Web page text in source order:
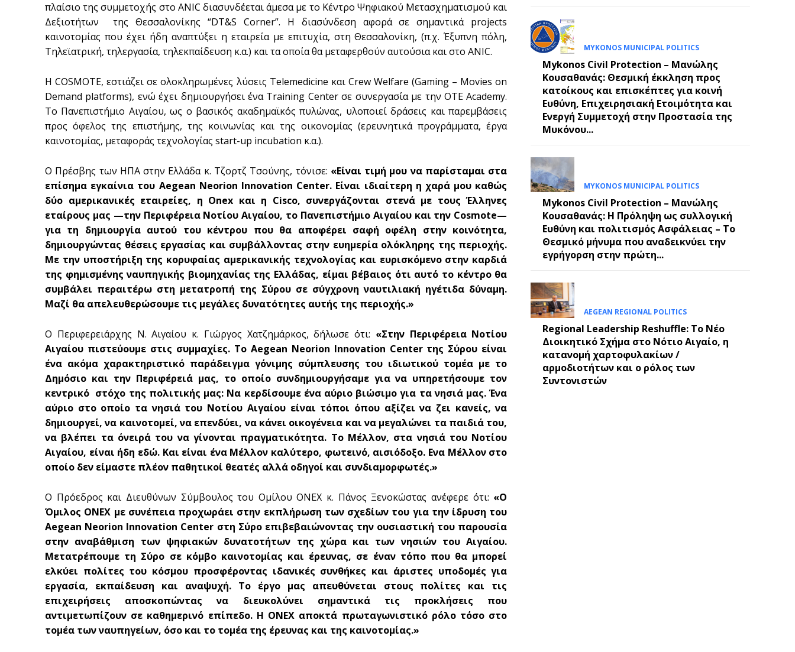
πλαίσιο της συμμετοχής στο ANIC διασυνδέεται άμεσα με το Κέντρο Ψηφιακού Μετασχηματισμού και
Δεξιοτήτων της Θεσσαλονίκης “DT&S Corner”. Η διασύνδεση αφορά σε σημαντικά projects
καινοτομίας που έχει ήδη αναπτύξει η εταιρεία με επιτυχία, στη Θεσσαλονίκη, (π.χ. Έξυπνη πόλη,
Τηλεϊατρική, τηλεργασία, τηλεκπαίδευση κ.α.) και τα οποία θα μεταφερθούν αυτούσια και στο ANIC.
Η COSMOTE, εστιάζει σε ολοκληρωμένες λύσεις Telemedicine και Crew Welfare (Gaming – Movies on
Demand platforms), ενώ έχει δημιουργήσει ένα Training Center σε συνεργασία με την ΟΤΕ Academy.
Το Πανεπιστήμιο Αιγαίου, ως ο βασικός ακαδημαϊκός πυλώνας, υλοποιεί δράσεις και παρεμβάσεις
προς όφελος της επιστήμης, της κοινωνίας και της οικονομίας (ερευνητικά προγράμματα, έργα
καινοτομίας, μεταφοράς τεχνολογίας start-up incubation κ.α.).
Ο Πρέσβης των ΗΠΑ στην Ελλάδα κ. Τζορτζ Τσούνης, τόνισε: «Είναι τιμή μου να παρίσταμαι στα
επίσημα εγκαίνια του Aegean Neorion Innovation Center. Είναι ιδιαίτερη η χαρά μου καθώς
δύο αμερικανικές εταιρείες, η Onex και η Cisco, συνεργάζονται στενά με τους Έλληνες
εταίρους μας —την Περιφέρεια Νοτίου Αιγαίου, το Πανεπιστήμιο Αιγαίου και την Cosmote—
για τη δημιουργία αυτού του κέντρου που θα αποφέρει σαφή οφέλη στην κοινότητα,
δημιουργώντας θέσεις εργασίας και συμβάλλοντας στην ευημερία ολόκληρης της περιοχής.
Με την υποστήριξη της κορυφαίας αμερικανικής τεχνολογίας και ευρισκόμενο στην καρδιά
της φημισμένης ναυπηγικής βιομηχανίας της Ελλάδας, είμαι βέβαιος ότι αυτό το κέντρο θα
συμβάλει περαιτέρω στη μετατροπή της Σύρου σε σύγχρονη ναυτιλιακή ηγέτιδα δύναμη.
Μαζί θα απελευθερώσουμε τις μεγάλες δυνατότητες αυτής της περιοχής.»
Ο Περιφερειάρχης Ν. Αιγαίου κ. Γιώργος Χατζημάρκος, δήλωσε ότι: «Στην Περιφέρεια Νοτίου
Αιγαίου πιστεύουμε στις συμμαχίες. Το Aegean Neorion Innovation Center της Σύρου είναι
ένα ακόμα χαρακτηριστικό παράδειγμα γόνιμης σύμπλευσης του ιδιωτικού τομέα με το
Δημόσιο και την Περιφέρειά μας, το οποίο συνδημιουργήσαμε για να υπηρετήσουμε τον
κεντρικό στόχο της πολιτικής μας: Να κερδίσουμε ένα αύριο βιώσιμο για τα νησιά μας. Ένα
αύριο στο οποίο τα νησιά του Νοτίου Αιγαίου είναι τόποι όπου αξίζει να ζει κανείς, να
δημιουργεί, να καινοτομεί, να επενδύει, να κάνει οικογένεια και να μεγαλώνει τα παιδιά του,
να βλέπει τα όνειρά του να γίνονται πραγματικότητα. Το Μέλλον, στα νησιά του Νοτίου
Αιγαίου, είναι ήδη εδώ. Και είναι ένα Μέλλον καλύτερο, φωτεινό, αισιόδοξο. Ενα Μέλλον στο
οποίο δεν είμαστε πλέον παθητικοί θεατές αλλά οδηγοί και συνδιαμορφωτές.»
Ο Πρόεδρος και Διευθύνων Σύμβουλος του Ομίλου ONEX κ. Πάνος Ξενοκώστας ανέφερε ότι: «Ο
Όμιλος ONEX με συνέπεια προχωράει στην εκπλήρωση των σχεδίων του για την ίδρυση του
Aegean Neorion Innovation Center στη Σύρο επιβεβαιώνοντας την ουσιαστική του παρουσία
στην αναβάθμιση των ψηφιακών δυνατοτήτων της χώρα και των νησιών του Αιγαίου.
Μετατρέπουμε τη Σύρο σε κόμβο καινοτομίας και έρευνας, σε έναν τόπο που θα μπορεί
ελκύει πολίτες του κόσμου προσφέροντας ιδανικές συνθήκες και άριστες υποδομές για
εργασία, εκπαίδευση και αναψυχή. Το έργο μας απευθύνεται στους πολίτες και τις
επιχειρήσεις αποσκοπώντας να διευκολύνει σημαντικά τις προκλήσεις που
αντιμετωπίζουν σε καθημερινό επίπεδο. Η ONEX αποκτά πρωταγωνιστικό ρόλο τόσο στο
τομέα των ναυπηγείων, όσο και το τομέα της έρευνας και της καινοτομίας.»
MYKONOS MUNICIPAL POLITICS
Mykonos Civil Protection – Μανώλης
Κουσαθανάς: Θεσμική έκκληση προς
κατοίκους και επισκέπτες για κοινή
Ευθύνη, Επιχειρησιακή Ετοιμότητα και
Ενεργή Συμμετοχή στην Προστασία της
Μυκόνου...
MYKONOS MUNICIPAL POLITICS
Mykonos Civil Protection – Μανώλης
Κουσαθανάς: Η Πρόληψη ως συλλογική
Ευθύνη και πολιτισμός Ασφάλειας – Το
Θεσμικό μήνυμα που αναδεικνύει την
εγρήγορση στην πρώτη...
AEGEAN REGIONAL POLITICS
Regional Leadership Reshuffle: Το Νέο
Διοικητικό Σχήμα στο Νότιο Αιγαίο, η
κατανομή χαρτοφυλακίων /
αρμοδιοτήτων και ο ρόλος των
Συντονιστών